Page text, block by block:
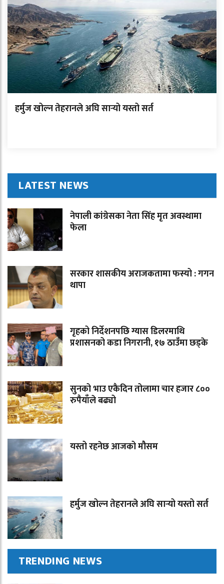
हर्मुज खोल्न तेहरानले अघि सार्‍यो यस्तो सर्त
LATEST NEWS
नेपाली कांग्रेसका नेता सिंह मृत अवस्थामा
फेला
सरकार शासकीय अराजकतामा फस्यो : गगन
थापा
गृहको निर्देशनपछि ग्यास डिलरमाथि
प्रशासनको कडा निगरानी, १७ ठाउँमा छड्के
सुनको भाउ एकैदिन तोलामा चार हजार ८००
रुपैयाँले बढ्यो
यस्तो रहनेछ आजको मौसम
हर्मुज खोल्न तेहरानले अघि सार्‍यो यस्तो सर्त
TRENDING NEWS